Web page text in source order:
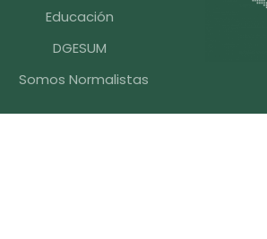
Educación
DGESUM
Somos Normalistas